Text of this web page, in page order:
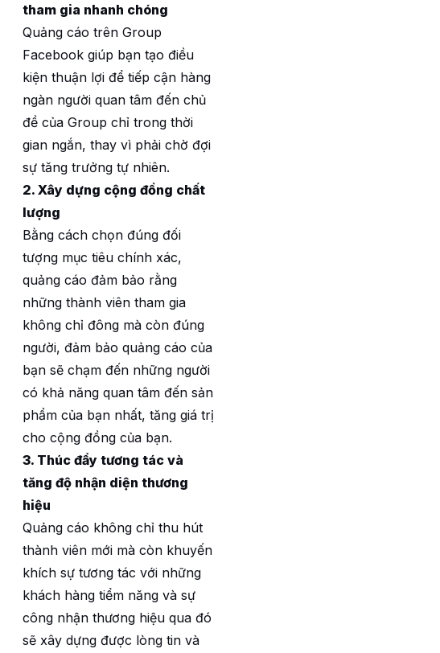
tham gia nhanh chóng
Quảng cáo trên Group
Facebook giúp bạn tạo điều
kiện thuận lợi để tiếp cận hàng
ngàn người quan tâm đến chủ
đề của Group chỉ trong thời
gian ngắn, thay vì phải chờ đợi
sự tăng trưởng tự nhiên.
2. Xây dựng cộng đồng chất
lượng
Bằng cách chọn đúng đối
tượng mục tiêu chính xác,
quảng cáo đảm bảo rằng
những thành viên tham gia
không chỉ đông mà còn đúng
người, đảm bảo quảng cáo của
bạn sẽ chạm đến những người
có khả năng quan tâm đến sản
phẩm của bạn nhất, tăng giá trị
cho cộng đồng của bạn.
3. Thúc đẩy tương tác và
tăng độ nhận diện thương
hiệu
Quảng cáo không chỉ thu hút
thành viên mới mà còn khuyến
khích sự tương tác với những
khách hàng tiểm năng và sự
công nhận thương hiệu qua đó
sẽ xây dựng được lòng tin và